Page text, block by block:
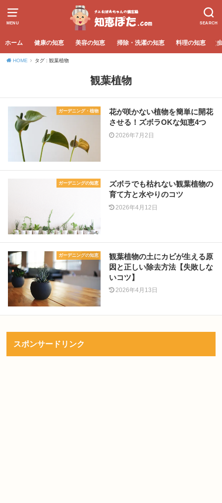
MENU SEARCH
ホーム 健康の知恵 美容の知恵 掃除・洗濯の知恵 料理の知恵
HOME タグ : 観葉植物
観葉植物
ガーデニング・植物
花が咲かない植物を簡単に開花
させる！ズボラOKな知恵4つ
2026年7月2日
ガーデニングの知恵
ズボラでも枯れない観葉植物の
育て方と水やりのコツ
2026年4月12日
ガーデニングの知恵
観葉植物の土にカビが生える原
因と正しい除去方法【失敗しな
いコツ】
2026年4月13日
スポンサードリンク